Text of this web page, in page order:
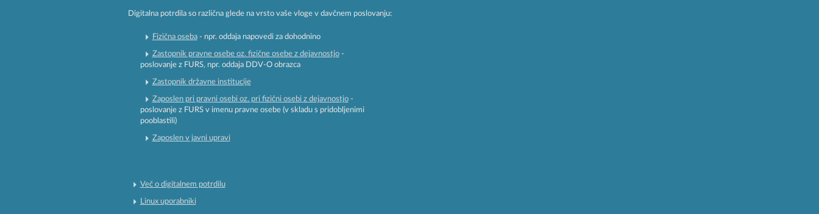
Digitalna potrdila so različna glede na vrsto vaše vloge v davčnem poslovanju:
Fizična oseba- npr. oddaja napovedi za dohodnino
Zastopnik pravne osebe oz. fizične osebe z dejavnostjo-
poslovanje z FURS, npr. oddaja DDV-O obrazca
Zastopnik državne institucije
Zaposlen pri pravni osebi oz. pri fizični osebi z dejavnostjo-
poslovanje z FURS v imenu pravne osebe (v skladu s pridobljenimi
pooblastili)
Zaposlen v javni upravi
Več o digitalnem potrdilu
Linux uporabniki